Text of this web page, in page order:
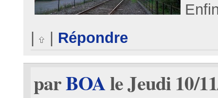
Répondre
parBOAle Jeudi 10/